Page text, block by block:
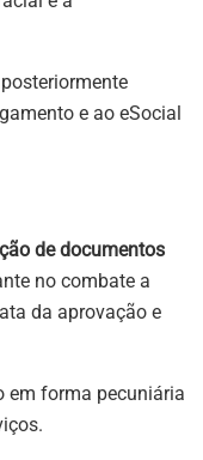
e ao eSocial
de documentos
no combate a
da aprovação e
em forma pecuniária